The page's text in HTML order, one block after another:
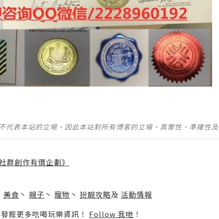
代表本站的立場。因此本站對所有博客的立場、真實性、準確性
群創作有價企劃》
美食 丶 親子 丶 寵物 丶 扮靚攻略及 活動情報
掘更多吃喝玩樂資訊！ Follow 我哋 ！